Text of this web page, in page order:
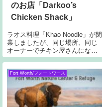
のお店「Darkoo’s
Chicken Shack」
ラオス料理「Khao Noodle」が閉
業しましたが、同じ場所、同じ
オーナーでチキン屋さんになっ
たので行ってみました。閉店し
こちら↓なんと看板は変わってい
ませんでした(笑)小さな垂れ幕の
み。店内も何も
Fort Worth/フォートワース